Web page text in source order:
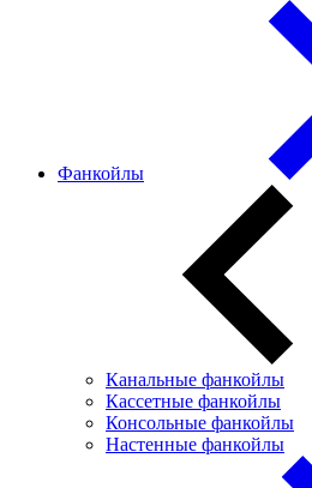
Фанкойлы
Канальные фанкойлы
Кассетные фанкойлы
Консольные фанкойлы
Настенные фанкойлы